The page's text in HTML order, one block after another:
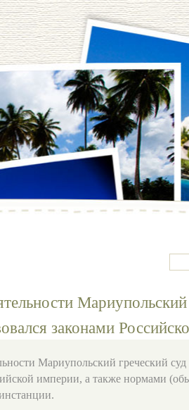
законами
Мариупольский греческий суд
империи, а также нормами